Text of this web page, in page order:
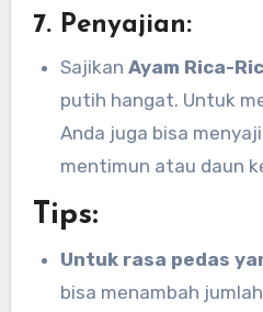
7. Penyajian:
SajikanAyam Rica-
putih hangat. Untuk
Anda juga bisa
mentimun atau daun
Tips:
Untuk rasa pedas
bisa menambah